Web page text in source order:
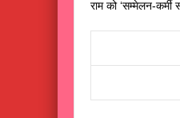
राम को ‘सम्मेलन-कर्मी